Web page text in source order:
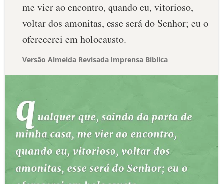
me vier ao encontro, quando eu, vitorioso,
voltar dos amonitas, esse será do Senhor; eu o
oferecerei em holocausto.
Versão Almeida Revisada Imprensa Bíblica